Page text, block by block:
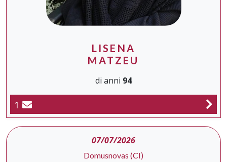
LISENA
MATZEU
di anni 94
1
07/07/2026
Domusnovas (CI)